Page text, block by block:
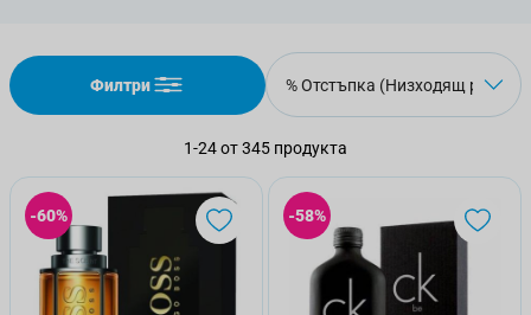
Филтри
1-24от345 продукта
-60% -58%